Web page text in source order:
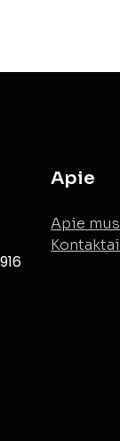
Apie
Apie mus
Kontaktai